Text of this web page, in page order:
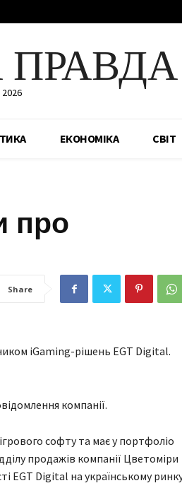
ПРАВДА
ЕКОНОМІКА СВІТ
про
Share
iGaming-рішень EGT Digital.
компанії.
софту та має у портфоліо
продажів компанії Цветоміри
EGT Digital на українському